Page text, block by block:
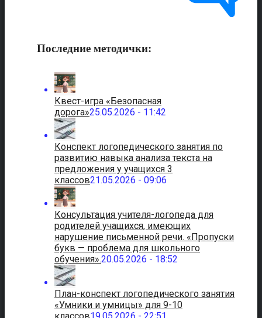
Последние методички:
Квест-игра «Безопасная
дорога»25.05.2026 - 11:42
Конспект логопедического занятия по
развитию навыка анализа текста на
предложения у учащихся 3
классов21.05.2026 - 09:06
Консультация учителя-логопеда для
родителей учащихся, имеющих
нарушение письменной речи. «Пропуски
букв — проблема для школьного
обучения».20.05.2026 - 18:52
План-конспект логопедического занятия
«Умники и умницы» для 9-10
классов19.05.2026 - 22:51